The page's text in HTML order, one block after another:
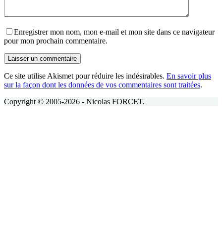
Enregistrer mon nom, mon e-mail et mon site dans ce navigateur
pour mon prochain commentaire.
Laisser un commentaire
Ce site utilise Akismet pour réduire les indésirables. En savoir plus
sur la façon dont les données de vos commentaires sont traitées.
Copyright © 2005-2026 - Nicolas FORCET.